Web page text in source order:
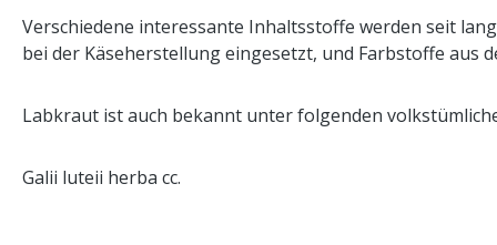
Verschiedene interessante Inhaltsstoffe werden seit
bei der Käseherstellung eingesetzt, und Farbstoffe aus
Labkraut ist auch bekannt unter folgenden
Galii luteii herba cc.